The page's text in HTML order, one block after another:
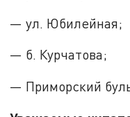
— ул. Юбилейная;
— б. Курчатова;
— Приморский